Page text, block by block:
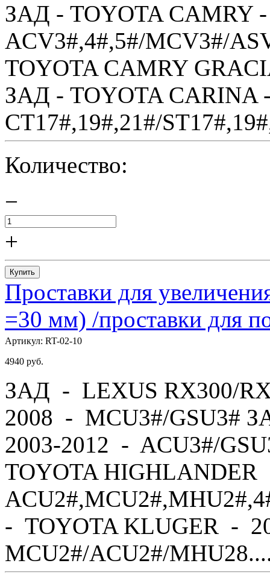
ЗАД - TOYOTA CAMRY -
ACV3#,4#,5#/MCV3#/
TOYOTA CAMRY
ЗАД - TOYOTA CARINA
CT17#,19#,21#/
Количество:
−
+
Купить
Проставки для
=30 мм) /проставки для
Артикул: RT-02-10
4940 руб.
ЗАД - LEXUS RX300/
2008 - MCU3#/GSU3#
2003-2012 - ACU3#/
TOYOTA
- TOYOTA KLUGER -
MCU2#/ACU2#/